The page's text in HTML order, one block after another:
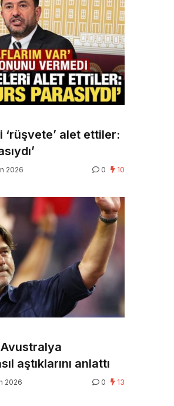
alet ettiler:
2026 0 10
Avustralya
aştıklarını anlattı
2026 0 13